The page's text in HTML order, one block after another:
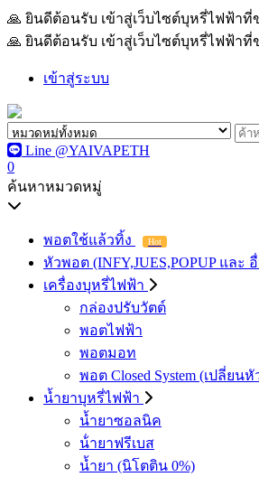
🙏 ยินดีต้อนรับ เข้าสู่เว็บไซต์บุหรี่ไฟฟ้า
🙏 ยินดีต้อนรับ เข้าสู่เว็บไซต์บุหรี่ไฟฟ้า
เข้าสู่ระบบ
Line @YAIVAPETH
0
ค้นหาหมวดหมู่
พอตใช้แล้วทิ้ง Hot
หัวพอต (INFY,JUES,POPUP และ
เครื่องบุหรี่ไฟฟ้า
กล่องปรับวัตต์
พอตไฟฟ้า
พอตมอท
พอต Closed System (เปลี่ยนหั
น้ำยาบุหรี่ไฟฟ้า
น้ำยาซอลนิค
น้ํายาฟรีเบส
น้ำยา (นิโตติน 0%)